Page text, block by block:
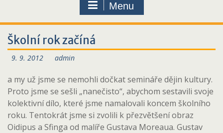
Menu
Školní rok začíná
9. 9. 2012 admin
a my už jsme se nemohli dočkat semináře dějin kultury.
Proto jsme se sešli „nanečisto“, abychom sestavili svoje
kolektivní dílo, které jsme namalovali koncem školního
roku. Tentokrát jsme si zvolili k přezvětšení obraz
Oidipus a Sfinga od malíře Gustava Moreaua. Gustav